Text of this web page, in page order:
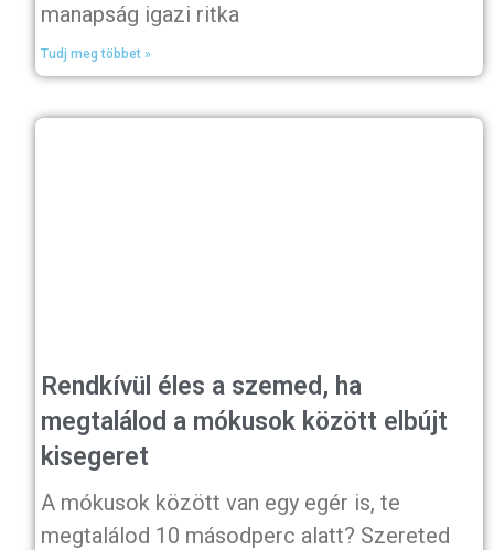
manapság igazi ritka
Tudj meg többet »
Rendkívül éles a szemed, ha
megtalálod a mókusok között elbújt
kisegeret
A mókusok között van egy egér is, te
megtalálod 10 másodperc alatt? Szereted